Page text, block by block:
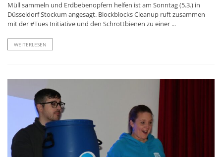
Müll sammeln und Erdbebenopfern helfen ist am Sonntag (5.3.) in
Düsseldorf Stockum angesagt. Blockblocks Cleanup ruft zusammen
mit der #Tues Initiative und den Schrottbienen zu einer ...
WEITERLESEN